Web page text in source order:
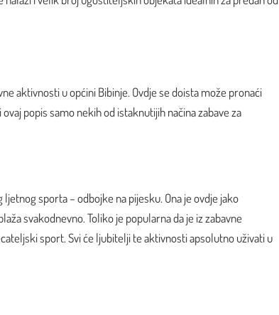
aktivnosti u općini Bibinje. Ovdje se doista može pronaći
popis samo nekih od istaknutijih načina zabave za
sporta – odbojke na pijesku. Ona je ovdje jako
svakodnevno. Toliko je popularna da je iz zabavne
sport. Svi će ljubitelji te aktivnosti apsolutno uživati u